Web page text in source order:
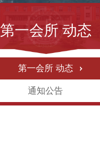
第一会所 动态
第一会所 动态
通知公告